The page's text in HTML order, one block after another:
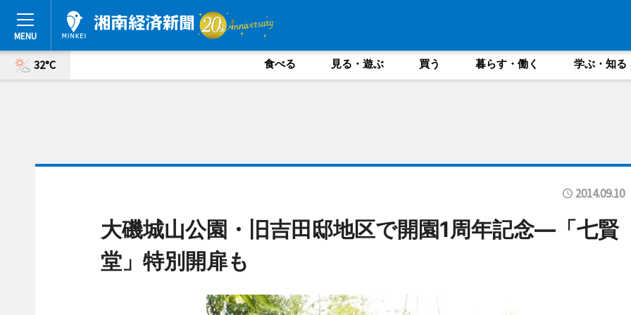
32°C 食べる 見る・遊ぶ 買う 暮らす・働く 学ぶ・知る
2014.09.10
大磯城山公園・旧吉田邸地区で開園1周年記念―「七賢
堂」特別開扉も